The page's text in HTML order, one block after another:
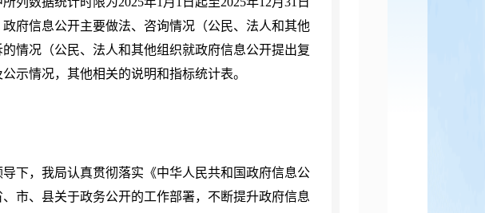
府信息公开主要做法、咨询情况（公民、法人和其他
情况（公民、法人和其他组织就政府信息公开提出复
示情况，其他相关的说明和指标统计表。
下，我局认真贯彻落实《中华人民共和国政府信息公
市、县关于政务公开的工作部署，不断提升政府信息